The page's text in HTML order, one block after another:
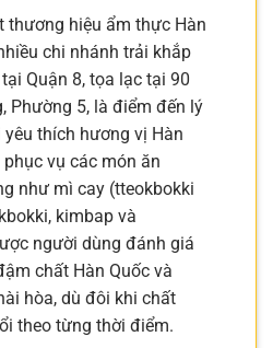
thương hiệu ẩm thực Hàn
chi nhánh trải khắp
Quận 8, tọa lạc tại 90
Phường 5, là điểm đến lý
thích hương vị Hàn
vụ các món ăn
như mì cay (tteokbokki
kimbap và
người dùng đánh giá
chất Hàn Quốc và
hòa, dù đôi khi chất
theo từng thời điểm.